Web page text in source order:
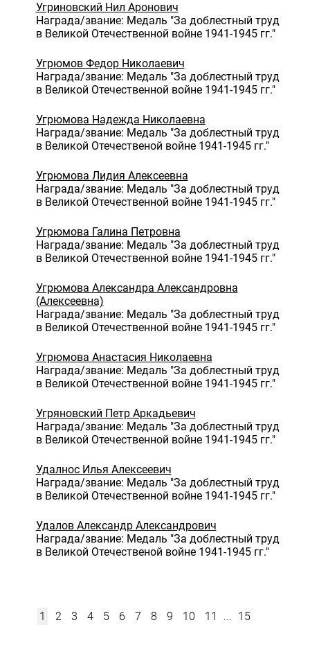
Угриновский Нил Аронович
Награда/звание: Медаль "За доблестный труд
в Великой Отечественной войне 1941-1945 гг."
Угрюмов Федор Николаевич
Награда/звание: Медаль "За доблестный труд
в Великой Отечественной войне 1941-1945 гг."
Угрюмова Надежда Николаевна
Награда/звание: Медаль "За доблестный труд
в Великой Отечественой войне 1941-1945 гг."
Угрюмова Лидия Алексеевна
Награда/звание: Медаль "За доблестный труд
в Великой Отечественной войне 1941-1945 гг."
Угрюмова Галина Петровна
Награда/звание: Медаль "За доблестный труд
в Великой Отечественной войне 1941-1945 гг."
Угрюмова Александра Александровна
(Алексеевна)
Награда/звание: Медаль "За доблестный труд
в Великой Отечественной войне 1941-1945 гг."
Угрюмова Анастасия Николаевна
Награда/звание: Медаль "За доблестный труд
в Великой Отечественной войне 1941-1945 гг."
Угряновский Петр Аркадьевич
Награда/звание: Медаль "За доблестный труд
в Великой Отечественной войне 1941-1945 гг."
Удалнос Илья Алексеевич
Награда/звание: Медаль "За доблестный труд
в Великой Отечественной войне 1941-1945 гг."
Удалов Александр Александрович
Награда/звание: Медаль "За доблестный труд
в Великой Отечественой войне 1941-1945 гг."
1 2 3 4 5 6 7 8 9 10 11 ... 15